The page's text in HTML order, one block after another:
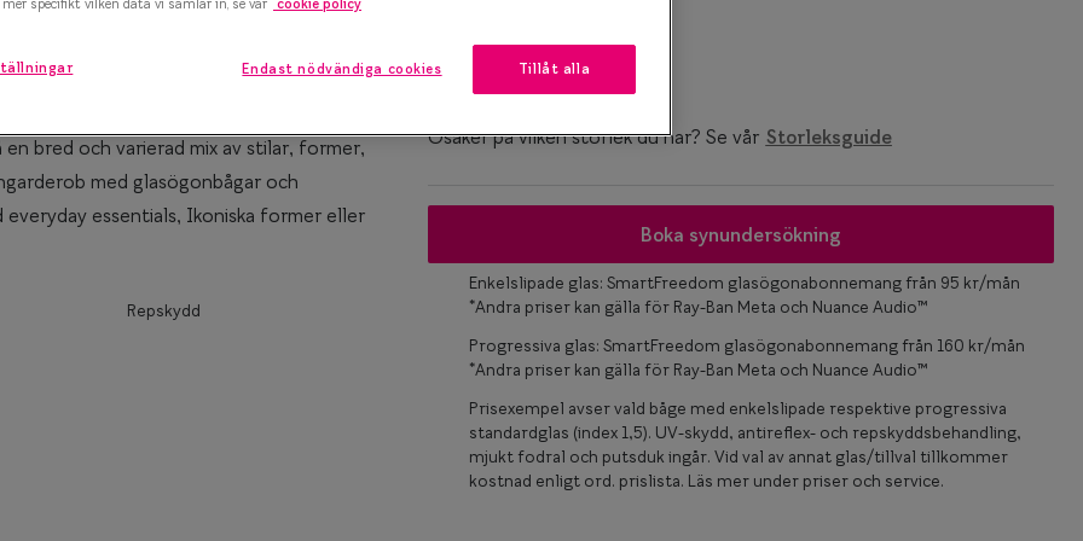
Collection
Osäker på vilken storlek du har? Se vår Storleksguide
Boka synundersökning
Enkelslipade glas: SmartFreedom glasögonabonnemang från 95 kr/mån
*Andra priser kan gälla för Ray-Ban Meta och Nuance Audio™
Progressiva glas: SmartFreedom glasögonabonnemang från 160 kr/mån
*Andra priser kan gälla för Ray-Ban Meta och Nuance Audio™
Prisexempel avser vald båge med enkelslipade respektive progressiva
standardglas (index 1,5). UV-skydd, antireflex- och repskyddsbehandling,
mjukt fodral och putsduk ingår. Vid val av annat glas/tillval tillkommer
kostnad enligt ord. prislista. Läs mer under priser och service.
bred och varierad mix av stilar, former,
med glasögonbågar och
essentials, Ikoniska former eller
Repskydd
specifikt vilken data vi samlar in, se vår cookie policy
Endast nödvändiga cookies Tillåt alla